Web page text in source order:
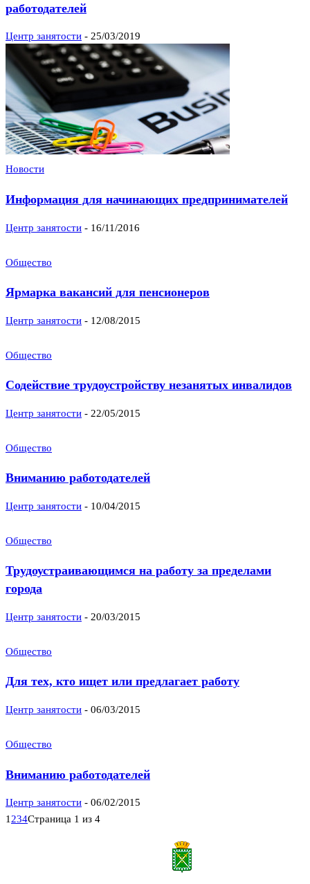
работодателей
Центр занятости - 25/03/2019
Новости
Информация для начинающих предпринимателей
Центр занятости - 16/11/2016
Общество
Ярмарка вакансий для пенсионеров
Центр занятости - 12/08/2015
Общество
Содействие трудоустройству незанятых инвалидов
Центр занятости - 22/05/2015
Общество
Вниманию работодателей
Центр занятости - 10/04/2015
Общество
Трудоустраивающимся на работу за пределами
города
Центр занятости - 20/03/2015
Общество
Для тех, кто ищет или предлагает работу
Центр занятости - 06/03/2015
Общество
Вниманию работодателей
Центр занятости - 06/02/2015
1 234Страница 1 из 4